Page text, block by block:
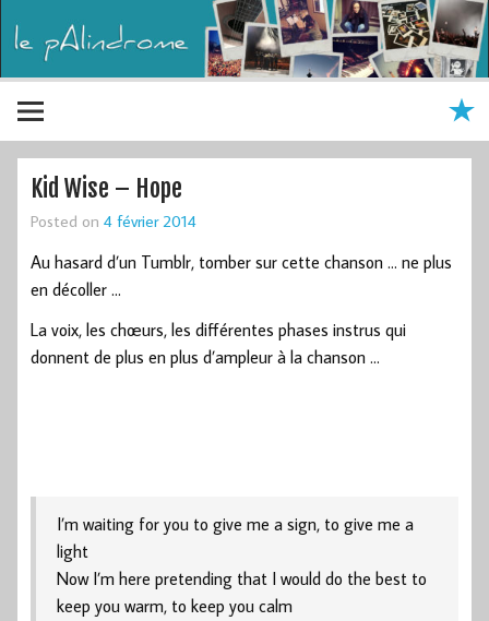
Kid Wise – Hope
Posted on 4 février 2014
Au hasard d’un Tumblr, tomber sur cette chanson … ne plus
en décoller …
La voix, les chœurs, les différentes phases instrus qui
donnent de plus en plus d’ampleur à la chanson …
I’m waiting for you to give me a sign, to give me a
light
Now I’m here pretending that I would do the best to
keep you warm, to keep you calm